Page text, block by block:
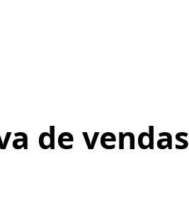
de vendas